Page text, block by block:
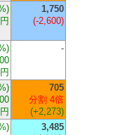
1,750
(-2,600)
円
-
円
705
分割 4倍
(+2,273)
3,485